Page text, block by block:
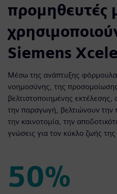
προμηθευτές
Siemens
Μέσω της ανάπτυξης
νοημοσύνης, της
βελτιστοποιημένης εκτέλεσης,
την παραγωγή, βελτιώνουν
την καινοτομία, την
γνώσεις για τον κύκλο ζωής
50%